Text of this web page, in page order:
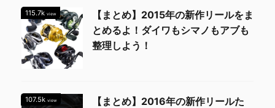
115.7k view
【まとめ】2015年の新作リールをま
とめるよ！ダイワもシマノもアブも
整理しよう！
107.5k view
【まとめ】2016年の新作リールた